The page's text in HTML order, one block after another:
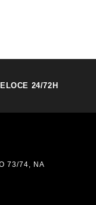
24/72H
73/74, NA